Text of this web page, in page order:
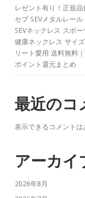
レゼント有り！正規品
セブ SEVメタルレー
SEVネックレス スポ
健康ネックレス サイ
リート愛用 送料無料
ポイント還元まとめ
最近のコ
表示できるコメントは
アーカイ
2026年8月